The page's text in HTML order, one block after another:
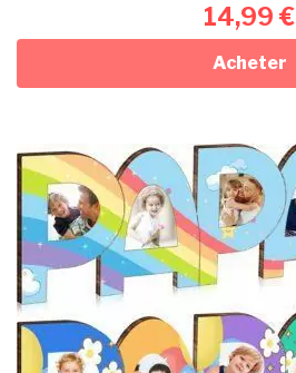
14,99 €
Acheter